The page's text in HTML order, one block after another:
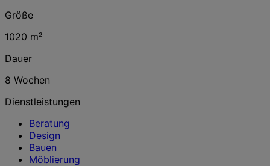
Größe
1020 m²
Dauer
8 Wochen
Dienstleistungen
Beratung
Design
Bauen
Möblierung